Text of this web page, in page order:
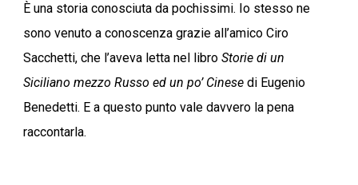
È una storia conosciuta da pochissimi. Io stesso ne
sono venuto a conoscenza grazie all’amico Ciro
Sacchetti, che l’aveva letta nel libroStorie di un
Siciliano mezzo Russo ed un po’ Cinese di Eugenio
Benedetti. E a questo punto vale davvero la pena
raccontarla.